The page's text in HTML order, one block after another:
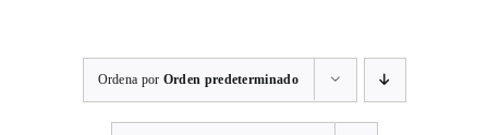
Sectores
Ordena por Orden predeterminado